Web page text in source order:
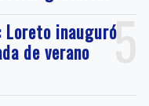
5
Loreto inauguró
de verano